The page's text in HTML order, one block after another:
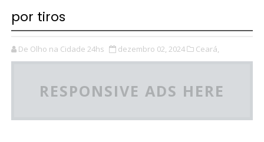
por tiros
De Olho na Cidade 24hs dezembro 02, 2024 Ceará,
RESPONSIVE ADS HERE